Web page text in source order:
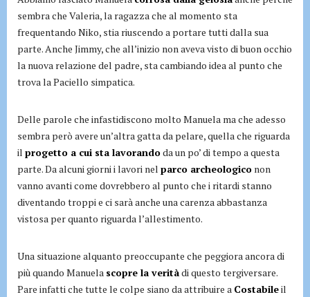
sembra che Valeria, la ragazza che al momento sta
frequentando Niko, stia riuscendo a portare tutti dalla sua
parte. Anche Jimmy, che all’inizio non aveva visto di buon occhio
la nuova relazione del padre, sta cambiando idea al punto che
trova la Paciello simpatica.
Delle parole che infastidiscono molto Manuela ma che adesso
sembra però avere un’altra gatta da pelare, quella che riguarda
il progetto a cui sta lavorandoda un po’ di tempo a questa
parte. Da alcuni giorni i lavori nel parco archeologico non
vanno avanti come dovrebbero al punto che i ritardi stanno
diventando troppi e ci sarà anche una carenza abbastanza
vistosa per quanto riguarda l’allestimento.
Una situazione alquanto preoccupante che peggiora ancora di
più quando Manuela scopre la veritàdi questo tergiversare.
Pare infatti che tutte le colpe siano da attribuire a Costabileil